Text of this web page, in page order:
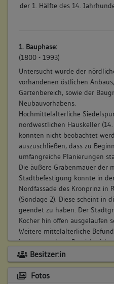
der 1. Hälfte des 14.
1. Bauphase:
(1800 - 1993)
Untersucht wurde der
vorhandenen östlichen
Gartenbereich, sowie der
Neubauvorhabens.
Hochmittelalterliche
nordwestlichen Hauskeller
konnten nicht beobachtet
auszuschließen, dass zu
umfangreiche Planierungen
Die äußere Grabenmauer der
Stadtbefestigung konnte in
Nordfassade des Kronprinz in
(Sondage 2). Diese scheint in
geendet zu haben. Der
Kocher hin offen ausgelaufen
Weitere mittelalterliche
im untersuchten Bereich nicht
Es konnten in Sondage 1 und
Bauaktionen des 19./ 20.
Besitzer:in
Fotos